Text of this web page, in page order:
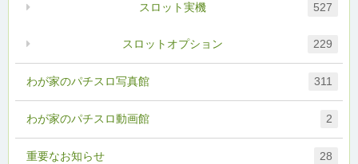
わが家のパチスロ写真館 311
わが家のパチスロ動画館 2
スロットオプション 229
スロット実機 527
重要なお知らせ 28